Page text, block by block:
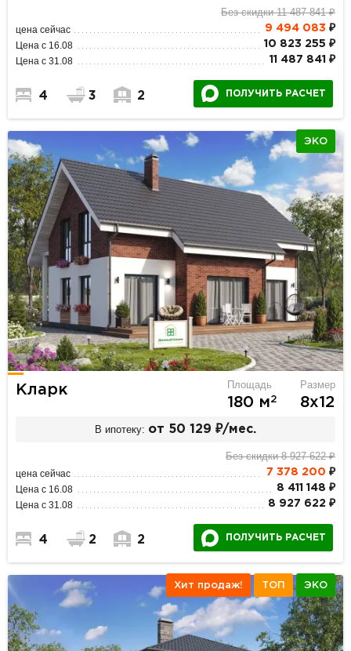
Без скидки 11 487 841 ₽
цена сейчас 9 494 083 ₽
Цена с 16.08 10 823 255 ₽
Цена с 31.08 11 487 841 ₽
4 3 2 ПОЛУЧИТЬ РАСЧЕТ
ЭКО
Кларк Площадь
180 м2
Размер
8х12
В ипотеку: от 50 129 ₽/мес.
Без скидки 8 927 622 ₽
цена сейчас 7 378 200 ₽
Цена с 16.08 8 411 148 ₽
Цена с 31.08 8 927 622 ₽
4 2 2 ПОЛУЧИТЬ РАСЧЕТ
Хит продаж! ТОП ЭКО